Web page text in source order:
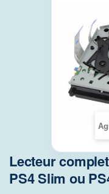
Lecteur
PS4 Slim ou